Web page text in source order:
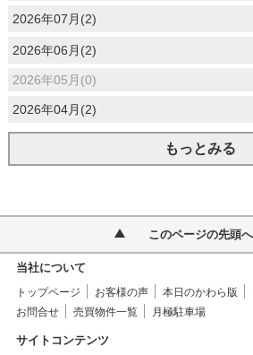
2026年07月(2)
2026年06月(2)
2026年05月(0)
2026年04月(2)
もっとみる
このページの先頭へ
当社について
トップページ お客様の声 本日のかわら版
お問合せ
売買物件一覧 月極駐車場
サイトコンテンツ